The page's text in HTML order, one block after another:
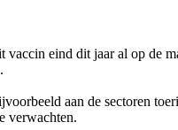
eind dit jaar al op de
aan de sectoren
verwachten.